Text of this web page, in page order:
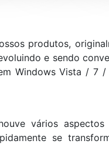
produtos,
e sendo
Windows Vista / 7
vários
se